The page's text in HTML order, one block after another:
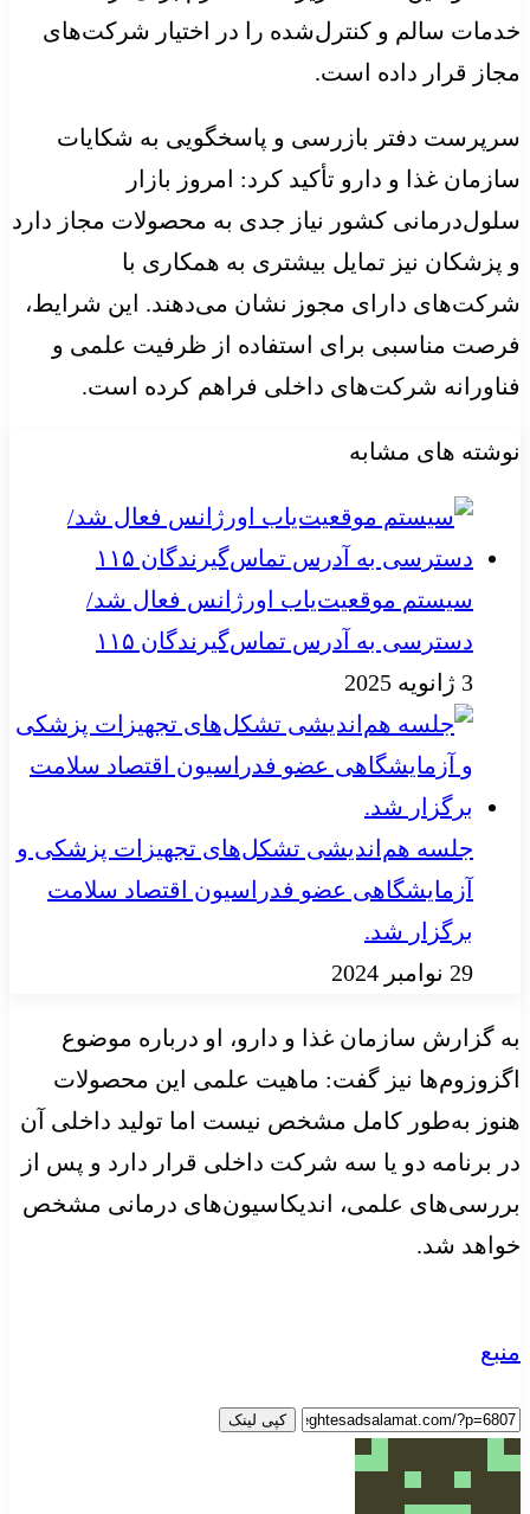
خدمات سالم و کنترل‌شده را در اختیار شرکت‌های
مجاز قرار داده است.
سرپرست دفتر بازرسی و پاسخگویی به شکایات
سازمان غذا و دارو تأکید کرد: امروز بازار
سلول‌درمانی کشور نیاز جدی به محصولات مجاز دارد
و پزشکان نیز تمایل بیشتری به همکاری با
شرکت‌های دارای مجوز نشان می‌دهند. این شرایط،
فرصت مناسبی برای استفاده از ظرفیت علمی و
فناورانه شرکت‌های داخلی فراهم کرده است.
نوشته های مشابه
سیستم موقعیت‌یاب اورژانس فعال شد/
دسترسی به آدرس تماس‌گیرندگان ۱۱۵
3 ژانویه 2025
جلسه هم‌اندیشی تشکل‌های تجهیزات پزشکی و
آزمایشگاهی عضو فدراسیون اقتصاد سلامت
برگزار شد.
29 نوامبر 2024
به گزارش سازمان غذا و دارو، او درباره موضوع
اگزوزوم‌ها نیز گفت: ماهیت علمی این محصولات
هنوز به‌طور کامل مشخص نیست اما تولید داخلی آن
در برنامه دو یا سه شرکت داخلی قرار دارد و پس از
بررسی‌های علمی، اندیکاسیون‌های درمانی مشخص
خواهد شد.
منبع
کپی لینک